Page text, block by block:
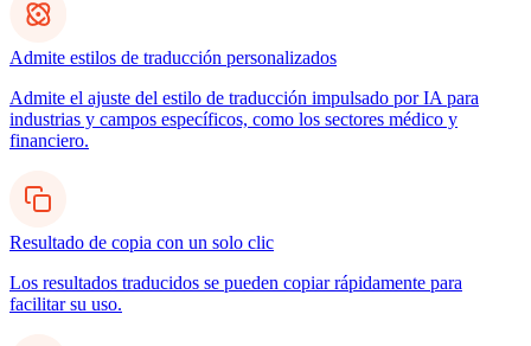
Admite estilos de traducción personalizados
Admite el ajuste del estilo de traducción impulsado por IA para
industrias y campos específicos, como los sectores médico y
financiero.
Resultado de copia con un solo clic
Los resultados traducidos se pueden copiar rápidamente para
facilitar su uso.